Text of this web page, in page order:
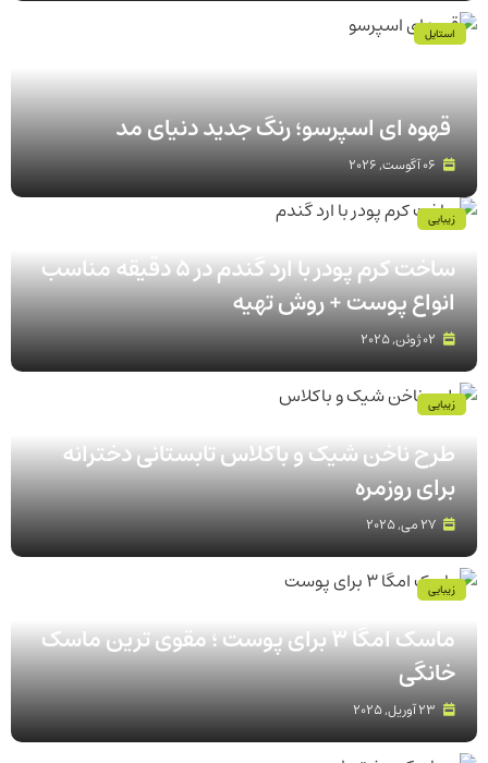
قهوه‌ ای اسپرسو؛ رنگ جدید دنیای مد
استایل
ساخت کرم پودر با ارد گندم در ۵ دقیقه مناسب
انواع پوست‌ + روش تهیه
02 ژوئن, 2025
زیبایی
طرح ناخن شیک و باکلاس تابستانی دخترانه
برای روزمره
27 می, 2025
زیبایی
ماسک امگا 3 برای پوست ؛ مقوی ترین ماسک
خانگی
23 آوریل, 2025
زیبایی